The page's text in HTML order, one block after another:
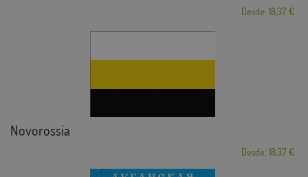
Desde: 18,37 €
Novorossia
Desde: 18,37 €